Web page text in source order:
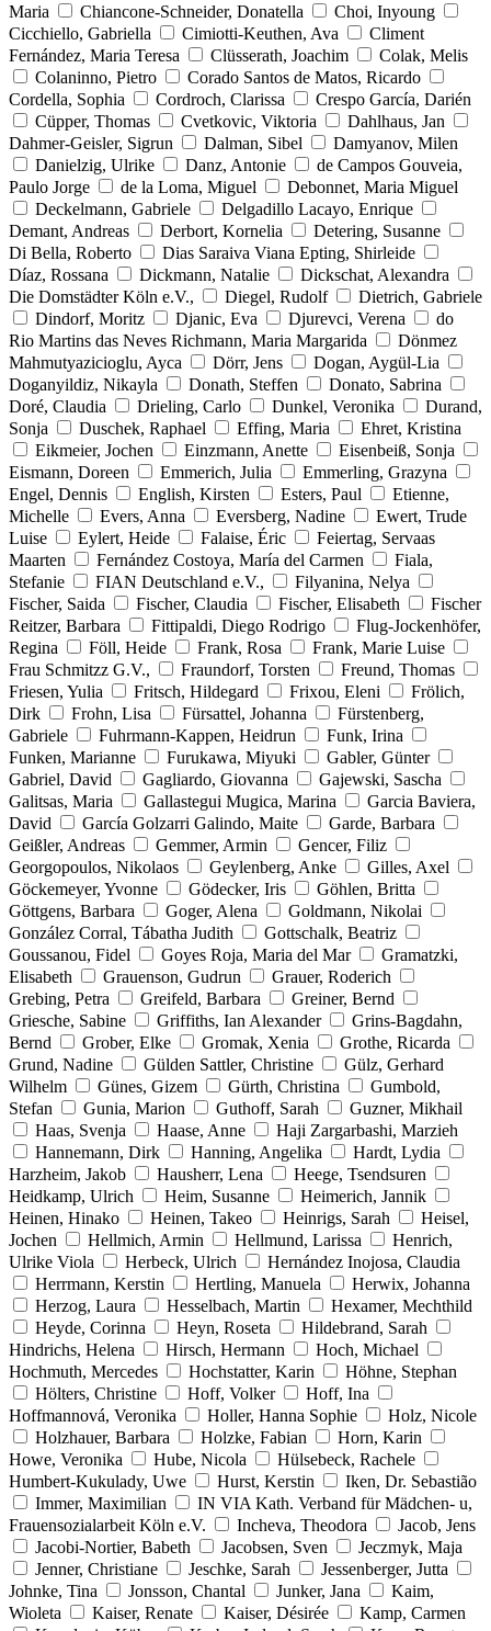
Maria
Chiancone-Schneider, Donatella
Choi, Inyoung
Cicchiello, Gabriella
Cimiotti-Keuthen, Ava
Climent
Fernández, Maria Teresa
Clüsserath, Joachim
Colak, Melis
Colaninno, Pietro
Corado Santos de Matos, Ricardo
Cordella, Sophia
Cordroch, Clarissa
Crespo García, Darién
Cüpper, Thomas
Cvetkovic, Viktoria
Dahlhaus, Jan
Dahmer-Geisler, Sigrun
Dalman, Sibel
Damyanov, Milen
Danielzig, Ulrike
Danz, Antonie
de Campos Gouveia,
Paulo Jorge
de la Loma, Miguel
Debonnet, Maria Miguel
Deckelmann, Gabriele
Delgadillo Lacayo, Enrique
Demant, Andreas
Derbort, Kornelia
Detering, Susanne
Di Bella, Roberto
Dias Saraiva Viana Epting, Shirleide
Díaz, Rossana
Dickmann, Natalie
Dickschat, Alexandra
Die Domstädter Köln e.V.,
Diegel, Rudolf
Dietrich, Gabriele
Dindorf, Moritz
Djanic, Eva Djurevci, Verena
do
Rio Martins das Neves Richmann, Maria Margarida
Dönmez
Mahmutyazicioglu, Ayca
Dörr, Jens
Dogan, Aygül-Lia
Doganyildiz, Nikayla
Donath, Steffen
Donato, Sabrina
Doré, Claudia
Drieling, Carlo Dunkel, Veronika
Durand,
Sonja
Duschek, Raphael Effing, Maria
Ehret, Kristina
Eikmeier, Jochen
Einzmann, Anette
Eisenbeiß, Sonja
Eismann, Doreen
Emmerich, Julia
Emmerling, Grazyna
Engel, Dennis
English, Kirsten Esters, Paul
Etienne,
Michelle
Evers, Anna Eversberg, Nadine
Ewert, Trude
Luise
Eylert, Heide Falaise, Éric
Feiertag, Servaas
Maarten
Fernández Costoya, María del Carmen
Fiala,
Stefanie
FIAN Deutschland e.V.,
Filyanina, Nelya
Fischer, Saida
Fischer, Claudia Fischer, Elisabeth
Fischer
Reitzer, Barbara
Fittipaldi, Diego Rodrigo
Flug-Jockenhöfer,
Regina
Föll, Heide Frank, Rosa
Frank, Marie Luise
Frau Schmitzz G.V.,
Fraundorf, Torsten
Freund, Thomas
Friesen, Yulia
Fritsch, Hildegard Frixou, Eleni
Frölich,
Dirk
Frohn, Lisa Fürsattel, Johanna
Fürstenberg,
Gabriele
Fuhrmann-Kappen, Heidrun
Funk, Irina
Funken, Marianne
Furukawa, Miyuki
Gabler, Günter
Gabriel, David
Gagliardo, Giovanna
Gajewski, Sascha
Galitsas, Maria
Gallastegui Mugica, Marina
Garcia Baviera,
David
García Golzarri Galindo, Maite
Garde, Barbara
Geißler, Andreas
Gemmer, Armin
Gencer, Filiz
Georgopoulos, Nikolaos
Geylenberg, Anke
Gilles, Axel
Göckemeyer, Yvonne
Gödecker, Iris
Göhlen, Britta
Göttgens, Barbara
Goger, Alena
Goldmann, Nikolai
González Corral, Tábatha Judith
Gottschalk, Beatriz
Goussanou, Fidel
Goyes Roja, Maria del Mar
Gramatzki,
Elisabeth
Grauenson, Gudrun
Grauer, Roderich
Grebing, Petra
Greifeld, Barbara
Greiner, Bernd
Griesche, Sabine
Griffiths, Ian Alexander
Grins-Bagdahn,
Bernd
Grober, Elke Gromak, Xenia
Grothe, Ricarda
Grund, Nadine
Gülden Sattler, Christine
Gülz, Gerhard
Wilhelm
Günes, Gizem Gürth, Christina
Gumbold,
Stefan
Gunia, Marion Guthoff, Sarah
Guzner, Mikhail
Haas, Svenja
Haase, Anne
Haji Zargarbashi, Marzieh
Hannemann, Dirk
Hanning, Angelika
Hardt, Lydia
Harzheim, Jakob
Hausherr, Lena
Heege, Tsendsuren
Heidkamp, Ulrich
Heim, Susanne
Heimerich, Jannik
Heinen, Hinako
Heinen, Takeo Heinrigs, Sarah
Heisel,
Jochen
Hellmich, Armin Hellmund, Larissa
Henrich,
Ulrike Viola
Herbeck, Ulrich
Hernández Inojosa, Claudia
Herrmann, Kerstin
Hertling, Manuela
Herwix, Johanna
Herzog, Laura
Hesselbach, Martin
Hexamer, Mechthild
Heyde, Corinna
Heyn, Roseta
Hildebrand, Sarah
Hindrichs, Helena
Hirsch, Hermann
Hoch, Michael
Hochmuth, Mercedes
Hochstatter, Karin
Höhne, Stephan
Hölters, Christine
Hoff, Volker
Hoff, Ina
Hoffmannová, Veronika
Holler, Hanna Sophie
Holz, Nicole
Holzhauer, Barbara
Holzke, Fabian
Horn, Karin
Howe, Veronika
Hube, Nicola
Hülsebeck, Rachele
Humbert-Kukulady, Uwe
Hurst, Kerstin
Iken, Dr. Sebastião
Immer, Maximilian
IN VIA Kath. Verband für Mädchen- u,
Frauensozialarbeit Köln e.V.
Incheva, Theodora
Jacob, Jens
Jacobi-Nortier, Babeth
Jacobsen, Sven
Jeczmyk, Maja
Jenner, Christiane
Jeschke, Sarah
Jessenberger, Jutta
Johnke, Tina
Jonsson, Chantal Junker, Jana
Kaim,
Wioleta
Kaiser, Renate Kaiser, Désirée
Kamp, Carmen